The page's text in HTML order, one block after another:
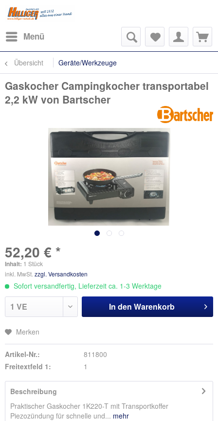
Menü
Übersicht Geräte/Werkzeuge
Gaskocher Campingkocher transportabel
2,2 kW von Bartscher
52,20 € *
Inhalt: 1 Stück
inkl. MwSt. zzgl. Versandkosten
Sofort versandfertig, Lieferzeit ca. 1-3 Werktage
In den Warenkorb
Merken
Artikel-Nr.:
811800
Freitextfeld 1:
1
Beschreibung
Praktischer Gaskocher 1K220-T mit Transportkoffer
Piezozündung für schnelle und... mehr